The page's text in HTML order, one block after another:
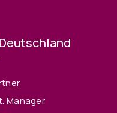
Manager